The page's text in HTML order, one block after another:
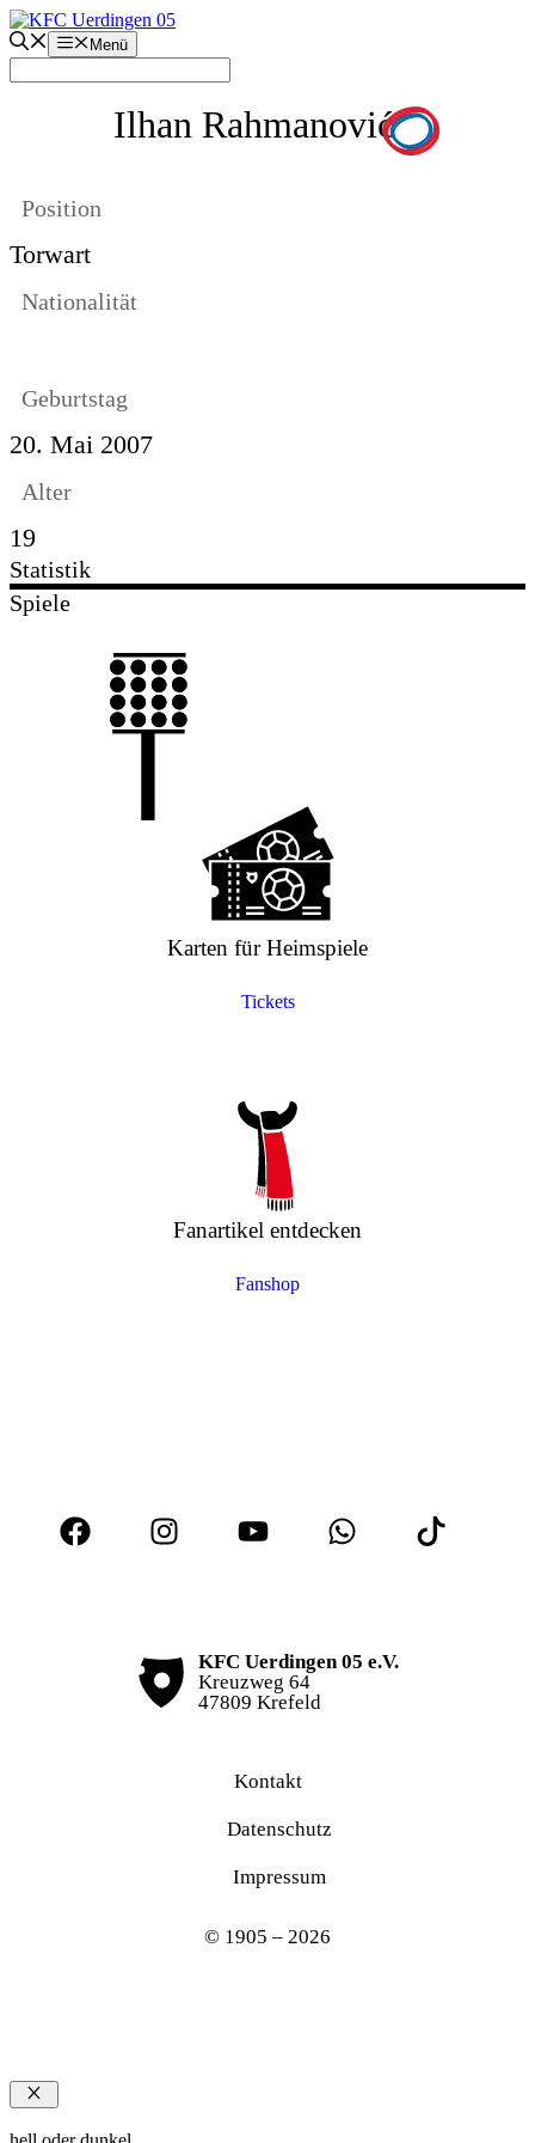
Zum
Inhalt
springen
Menü
Ilhan Rahmanović
Position
Torwart
Nationalität
Geburtstag
20. Mai 2007
Alter
19
Statistik
Spiele
Karten für Heimspiele
Tickets
Fanartikel entdecken
Fanshop
KFC Uerdingen 05 e.V.
Kreuzweg 64
47809 Krefeld
Kontakt
Datenschutz
Impressum
© 1905 – 2026
Schließen